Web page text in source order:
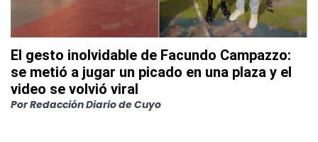
El gesto inolvidable de Facundo Campazzo:
se metió a jugar un picado en una plaza y el
video se volvió viral
PorRedacción Diario de Cuyo